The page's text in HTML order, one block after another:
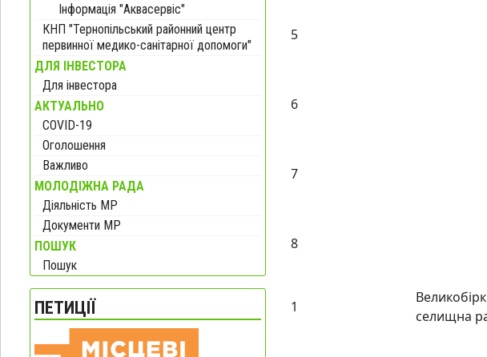
Інформація "Аквасервіс"
КНП "Тернопільський районний центр
первинної медико-санітарної допомоги"
ДЛЯ ІНВЕСТОРА
Для інвестора
АКТУАЛЬНО
COVID-19
Оголошення
Важливо
МОЛОДІЖНА РАДА
Діяльність МР
Документи МР
ПОШУК
Пошук
ПЕТИЦІЇ
5
6
7
8
1
селищна